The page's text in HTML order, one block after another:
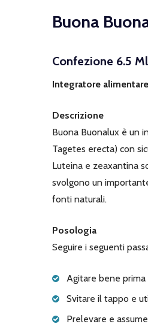
Buona
Confezione 6.5 Ml
Integratore
Descrizione
Buona Buonalux è un
Tagetes erecta) con
Luteina e zeaxantina
svolgono un
fonti naturali.
Posologia
Seguire i seguenti
Agitare bene prima
Svitare il tappo e
Prelevare e